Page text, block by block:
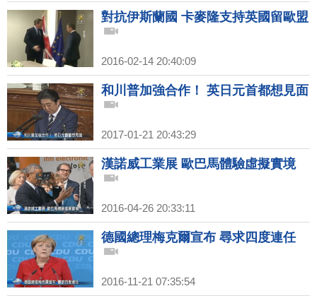
對抗伊斯蘭國 卡麥隆支持英國留歐盟
2016-02-14 20:40:09
和川普加強合作！ 英日元首都想見面
2017-01-21 20:43:29
漢諾威工業展 歐巴馬體驗虛擬實境
2016-04-26 20:33:11
德國總理梅克爾宣布 尋求四度連任
2016-11-21 07:35:54